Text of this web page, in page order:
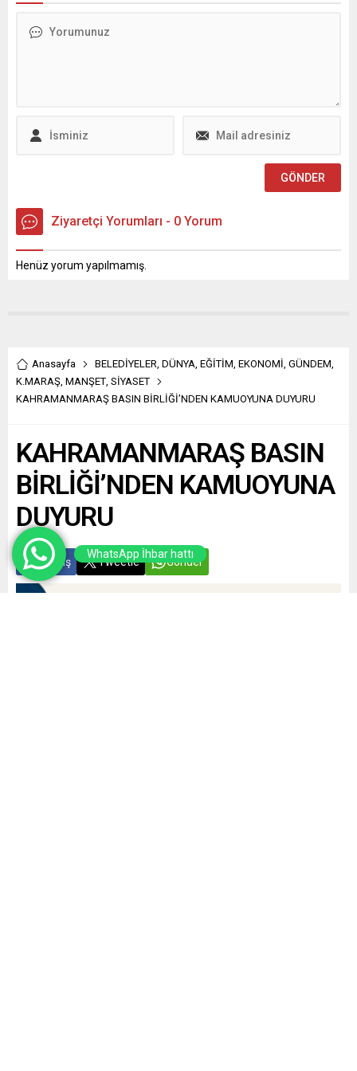
Ama, sessiz,...
itibaren geçerli olacak.
Ziyaretçi Yorumları - 0 Yorum
Henüz yorum yapılmamış.
Anasayfa BELEDİYELER, DÜNYA, EĞİTİM, EKONOMİ, GÜNDEM,
K.MARAŞ, MANŞET, SİYASET
KAHRAMANMARAŞ BASIN BİRLİĞİ’NDEN KAMUOYUNA DUYURU
KAHRAMANMARAŞ BASIN
BİRLİĞİ’NDEN KAMUOYUNA
DUYURU
Paylaş Tweetle Gönder
WhatsApp İhbar hattı